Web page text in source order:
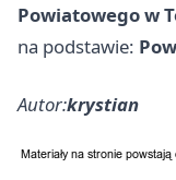
Powiatowego w
na podstawie:
Autor:krystian